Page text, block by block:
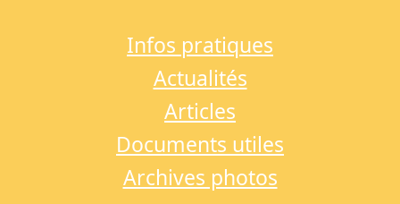
Infos pratiques
Actualités
Articles
Documents utiles
Archives photos